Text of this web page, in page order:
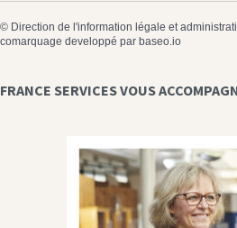
© Direction de l'information légale et
comarquage developpé par baseo.io
FRANCE SERVICES VOUS